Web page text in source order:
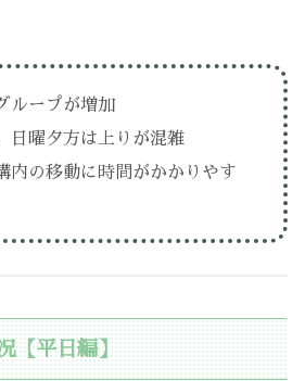
ループが増加
日曜夕方は上りが混雑
内の移動に時間がかかりやす
【平日編】